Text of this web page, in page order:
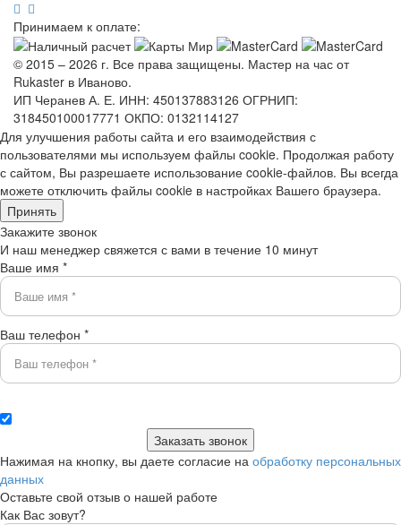
Принимаем к оплате:
© 2015 – 2026 г. Все права защищены. Мастер на час от
Rukaster в Иваново.
ИП Черанев А. Е. ИНН: 450137883126 ОГРНИП:
318450100017771 ОКПО: 0132114127
Для улучшения работы сайта и его взаимодействия с
пользователями мы используем файлы cookie. Продолжая работу
с сайтом, Вы разрешаете использование cookie-файлов. Вы всегда
можете отключить файлы cookie в настройках Вашего браузера.
Принять
Закажите звонок
И наш менеджер свяжется с вами в течение 10 минут
Ваше имя *
Ваш телефон *
Нажимая на кнопку, вы даете согласие на обработку персональных
данных
Оставьте свой отзыв о нашей работе
Как Вас зовут?